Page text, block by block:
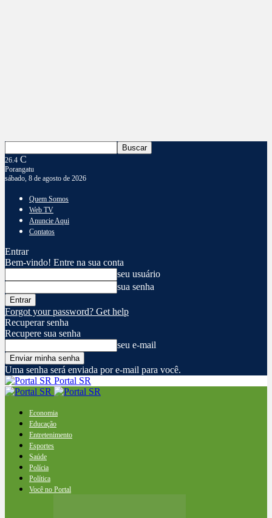
26.4 C
Porangatu
sábado, 8 de agosto de 2026
Quem Somos
Web TV
Anuncie Aqui
Contatos
Entrar
Bem-vindo! Entre na sua conta
seu usuário
sua senha
Forgot your password? Get help
Recuperar senha
Recupere sua senha
seu e-mail
Uma senha será enviada por e-mail para você.
Portal SR
Economia
Educação
Entretenimento
Esportes
Saúde
Polícia
Política
Você no Portal